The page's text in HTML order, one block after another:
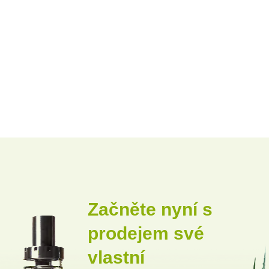
Začněte nyní s
prodejem své
vlastní